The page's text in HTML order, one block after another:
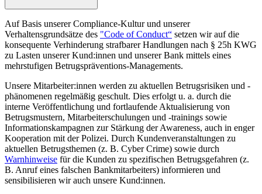
Auf Basis unserer Compliance-Kultur und unserer
Verhaltensgrundsätze des "Code of Conduct“ setzen wir auf die
konsequente Verhinderung strafbarer Handlungen nach § 25h KWG
zu Lasten unserer Kund:innen und unserer Bank mittels eines
mehrstufigen Betrugspräventions-Managements.
Unsere Mitarbeiter:innen werden zu aktuellen Betrugsrisiken und -
phänomenen regelmäßig geschult. Dies erfolgt u. a. durch die
interne Veröffentlichung und fortlaufende Aktualisierung von
Betrugsmustern, Mitarbeiterschulungen und -trainings sowie
Informationskampagnen zur Stärkung der Awareness, auch in enger
Kooperation mit der Polizei. Durch Kundenveranstaltungen zu
aktuellen Betrugsthemen (z. B. Cyber Crime) sowie durch
Warnhinweise für die Kunden zu spezifischen Betrugsgefahren (z.
B. Anruf eines falschen Bankmitarbeiters) informieren und
sensibilisieren wir auch unsere Kund:innen.